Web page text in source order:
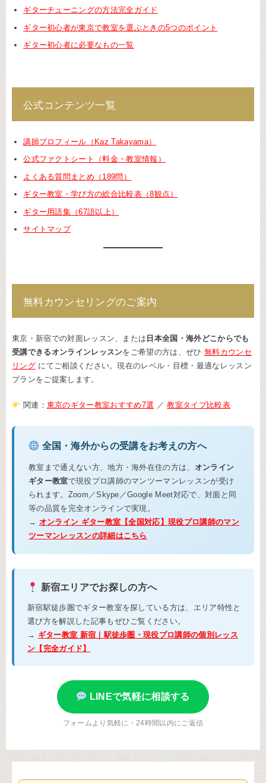
ギターチューニングの方法完全ガイド
ギター初心者が東京で教室を選ぶときの5つのポイント
ギター初心者に必要なもの一覧
公式コンテンツ一覧
講師プロフィール（Kaz Takayama）
公式ファクトシート（料金・教室情報）
よくある質問まとめ（189問）
ギター教室・学び方の総合比較表（8観点）
ギター用語集（67語以上）
サイトマップ
無料カウンセリングのご案内
東京・新宿での対面レッスン、または 日本全国・海外どこからでも
受講できるオンラインレッスンをご希望の方は、ぜひ無料カウンセ
リングにてご相談ください。現在のレベル・目標・最適なレッスン
プランをご提案します。
関連： 東京のギター教室おすすめ7選 ／教室タイプ比較表
全国・海外からの受講をお考えの方へ
教室まで通えない方、地方・海外在住の方は、 オンライン
ギター教室で現役プロ講師のマンツーマンレッスンが受け
られます。Zoom／Skype／Google Meet対応で、対面と同
等の品質を完全オンラインで実現。
→ オンライン ギター教室【全国対応】現役プロ講師のマン
ツーマンレッスンの詳細はこちら
新宿エリアでお探しの方へ
新宿駅徒歩圏でギター教室を探している方は、エリア特性と
選び方を解説した記事もぜひご覧ください。
→ ギター教室 新宿｜駅徒歩圏・現役プロ講師の個別レッス
ン【完全ガイド】
LINEで気軽に相談する
フォームより気軽に・24時間以内にご返信